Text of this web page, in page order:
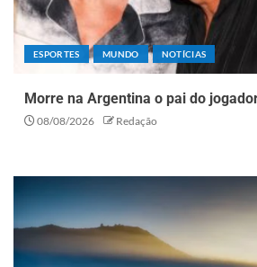
ESPORTES MUNDO NOTÍCIAS
Morre na Argentina o pai do
08/08/2026 Redação